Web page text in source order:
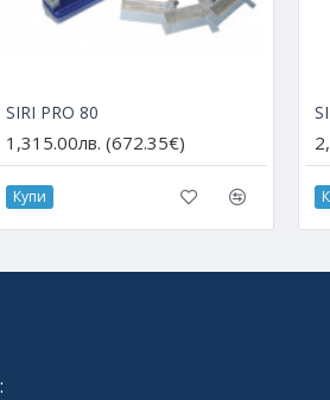
SIRI PRO 80
1,315.00лв. (672.35€)
Купи